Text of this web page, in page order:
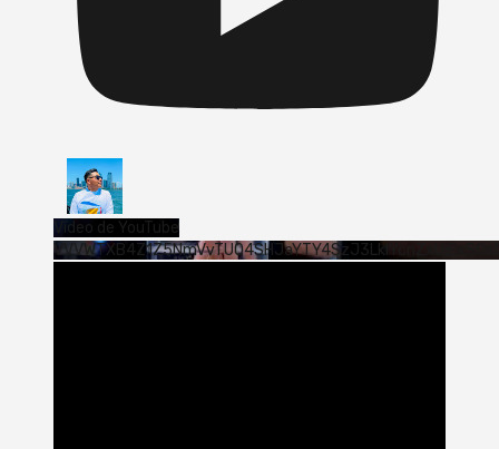
Vídeo de YouTube